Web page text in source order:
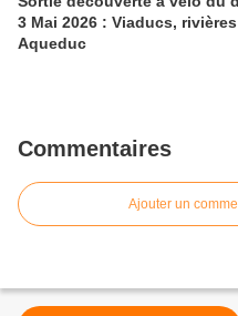
3 Mai 2026 : Viaducs,
Aqueduc
Commentaires
Ajouter un